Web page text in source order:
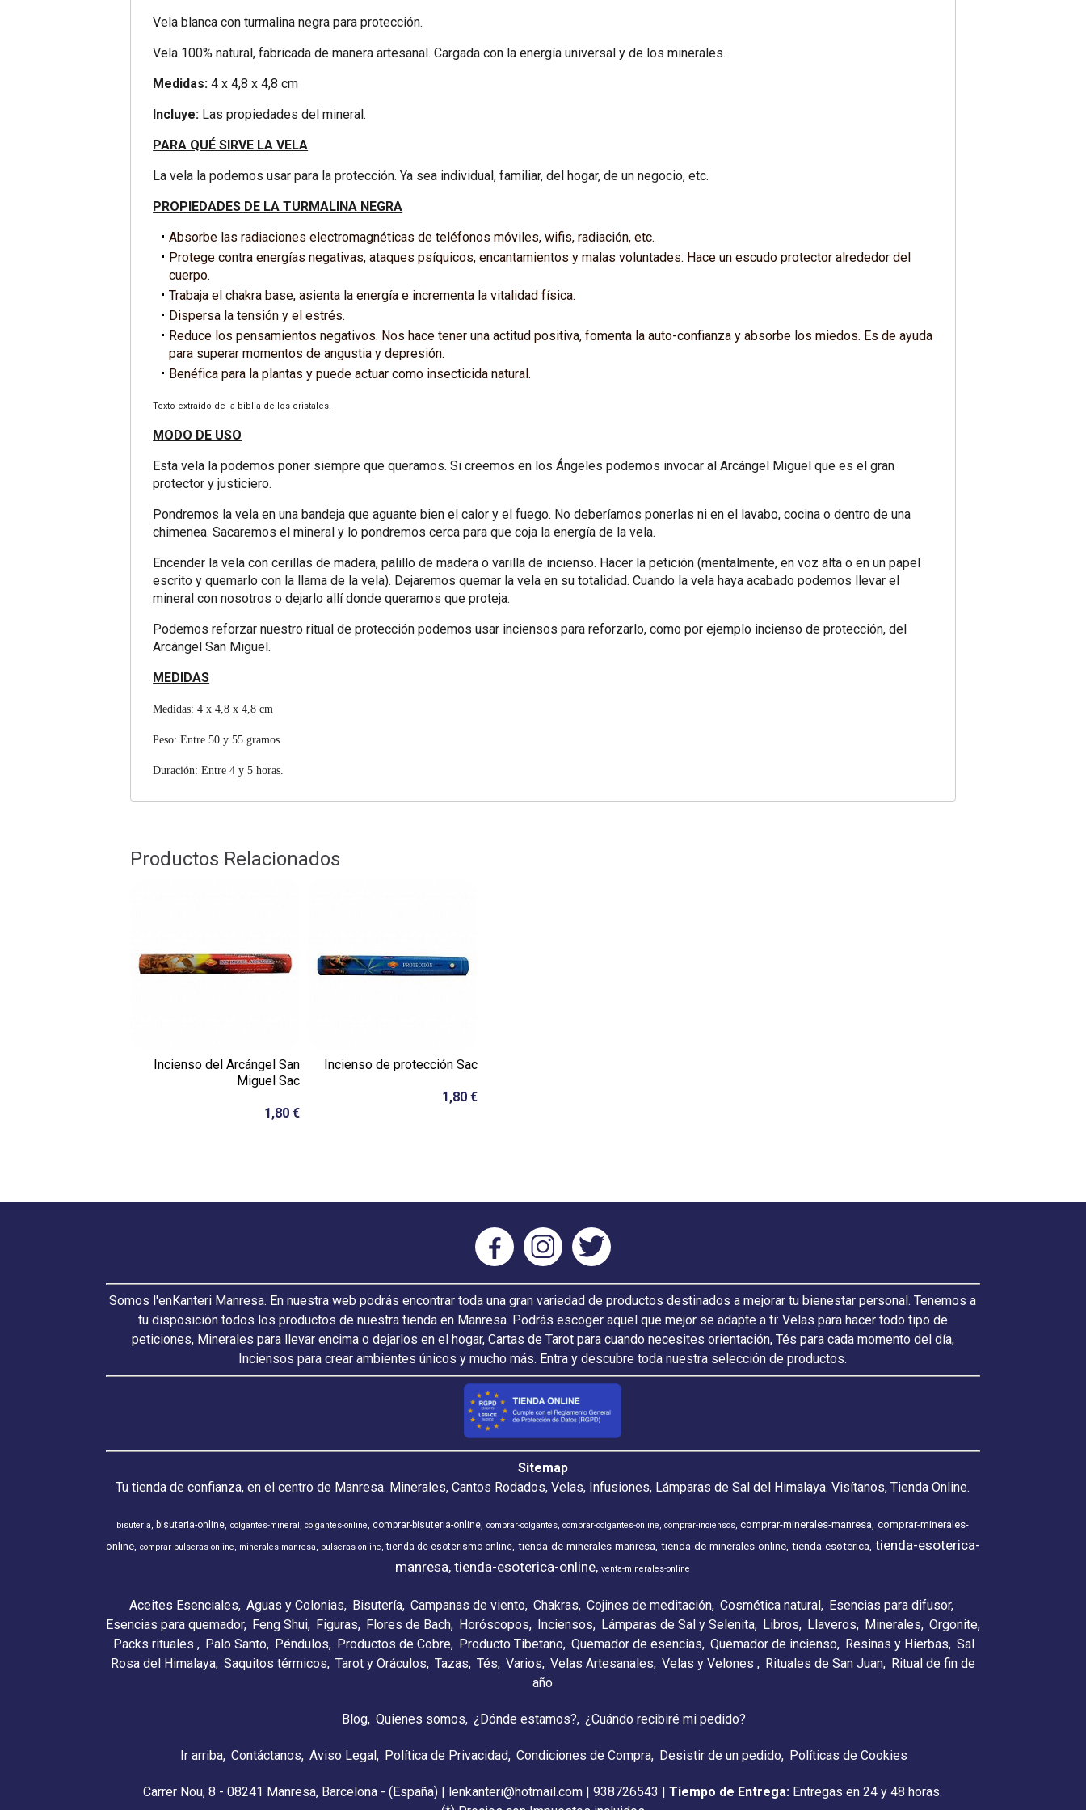
Vela blanca con turmalina negra para protección.
Vela 100% natural, fabricada de manera artesanal. Cargada con la energía universal y de los minerales.
Medidas: 4 x 4,8 x 4,8 cm
Incluye: Las propiedades del mineral.
PARA QUÉ SIRVE LA VELA
La vela la podemos usar para la protección. Ya sea individual, familiar, del hogar, de un negocio, etc.
PROPIEDADES DE LA TURMALINA NEGRA
Absorbe las radiaciones electromagnéticas de teléfonos móviles, wifis, radiación, etc.
Protege contra energías negativas, ataques psíquicos, encantamientos y malas voluntades. Hace un escudo protector alrededor del
cuerpo.
Trabaja el chakra base, asienta la energía e incrementa la vitalidad física.
Dispersa la tensión y el estrés.
Reduce los pensamientos negativos. Nos hace tener una actitud positiva, fomenta la auto-confianza y absorbe los miedos. Es de ayuda
para superar momentos de angustia y depresión.
Benéfica para la plantas y puede actuar como insecticida natural.
Texto extraído de la biblia de los cristales.
MODO DE USO
Esta vela la podemos poner siempre que queramos. Si creemos en los Ángeles podemos invocar al Arcángel Miguel que es el gran
protector y justiciero.
Pondremos la vela en una bandeja que aguante bien el calor y el fuego. No deberíamos ponerlas ni en el lavabo, cocina o dentro de una
chimenea. Sacaremos el mineral y lo pondremos cerca para que coja la energía de la vela.
Encender la vela con cerillas de madera, palillo de madera o varilla de incienso. Hacer la petición (mentalmente, en voz alta o en un papel
escrito y quemarlo con la llama de la vela). Dejaremos quemar la vela en su totalidad. Cuando la vela haya acabado podemos llevar el
mineral con nosotros o dejarlo allí donde queramos que proteja.
Podemos reforzar nuestro ritual de protección podemos usar inciensos para reforzarlo, como por ejemplo incienso de protección, del
Arcángel San Miguel.
MEDIDAS
Medidas: 4 x 4,8 x 4,8 cm
Peso: Entre 50 y 55 gramos.
Duración: Entre 4 y 5 horas.
Productos Relacionados
Incienso del Arcángel San
Miguel Sac
1,80 €
Incienso de protección Sac
1,80 €
Somos l'enKanteri Manresa. En nuestra web podrás encontrar toda una gran variedad de productos destinados a mejorar tu bienestar personal. Tenemos a
tu disposición todos los productos de nuestra tienda en Manresa. Podrás escoger aquel que mejor se adapte a ti: Velas para hacer todo tipo de
peticiones, Minerales para llevar encima o dejarlos en el hogar, Cartas de Tarot para cuando necesites orientación, Tés para cada momento del día,
Inciensos para crear ambientes únicos y mucho más. Entra y descubre toda nuestra selección de productos.
Sitemap
Tu tienda de confianza, en el centro de Manresa. Minerales, Cantos Rodados, Velas, Infusiones, Lámparas de Sal del Himalaya. Visítanos, Tienda Online.
bisuteria bisuteria-online colgantes-mineral colgantes-online comprar-bisuteria-online comprar-colgantes comprar-colgantes-online comprar-inciensos comprar-minerales-manresa comprar-minerales-
online comprar-pulseras-online minerales-manresa pulseras-online tienda-de-esoterismo-online tienda-de-minerales-manresa tienda-de-minerales-online tienda-esoterica tienda-esoterica-
manresa tienda-esoterica-online venta-minerales-online
Aceites Esenciales Aguas y Colonias Bisutería Campanas de viento Chakras Cojines de meditación Cosmética natural Esencias para difusor
Esencias para quemador Feng Shui Figuras Flores de Bach Horóscopos Inciensos Lámparas de Sal y Selenita Libros Llaveros Minerales Orgonite
Packs rituales Palo Santo Péndulos Productos de Cobre Producto Tibetano Quemador de esencias Quemador de incienso Resinas y Hierbas Sal
Rosa del Himalaya Saquitos térmicos Tarot y Oráculos Tazas Tés Varios Velas Artesanales Velas y Velones Rituales de San Juan Ritual de fin de
año
Blog Quienes somos ¿Dónde estamos? ¿Cuándo recibiré mi pedido?
Ir arriba Contáctanos Aviso Legal Política de Privacidad Condiciones de Compra Desistir de un pedido Políticas de Cookies
Carrer Nou, 8 - 08241 Manresa, Barcelona - (España) | lenkanteri@hotmail.com |938726543 |Tiempo de Entrega: Entregas en 24 y 48 horas.